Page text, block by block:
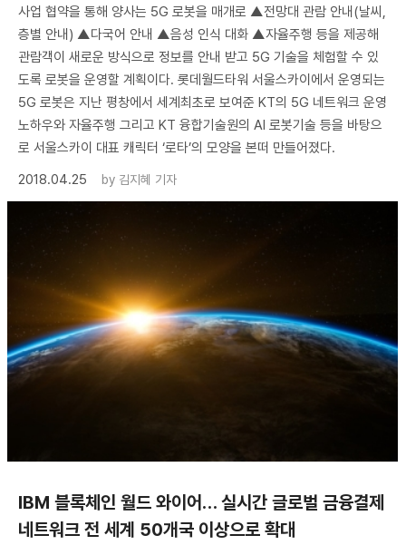
사업 협약을 통해 양사는 5G 로봇을 매개로 ▲전망대 관람 안내(날씨,
층별 안내) ▲다국어 안내 ▲음성 인식 대화 ▲자율주행 등을 제공해
관람객이 새로운 방식으로 정보를 안내 받고 5G 기술을 체험할 수 있
도록 로봇을 운영할 계획이다. 롯데월드타워 서울스카이에서 운영되는
5G 로봇은 지난 평창에서 세계최초로 보여준 KT의 5G 네트워크 운영
노하우와 자율주행 그리고 KT 융합기술원의 AI 로봇기술 등을 바탕으
로 서울스카이 대표 캐릭터 ‘로타’의 모양을 본떠 만들어졌다.
2018.04.25
by 김지혜 기자
​IBM 블록체인 월드 와이어… 실시간 글로벌 금융결제
네트워크 전 세계 50개국 이상으로 확대